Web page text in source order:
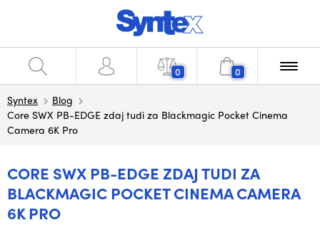
0 0
Syntex
Blog
Core SWX PB-EDGE zdaj tudi za Blackmagic Pocket Cinema
Camera 6K Pro
CORE SWX PB-EDGE ZDAJ TUDI ZA
BLACKMAGIC POCKET CINEMA CAMERA
6K PRO